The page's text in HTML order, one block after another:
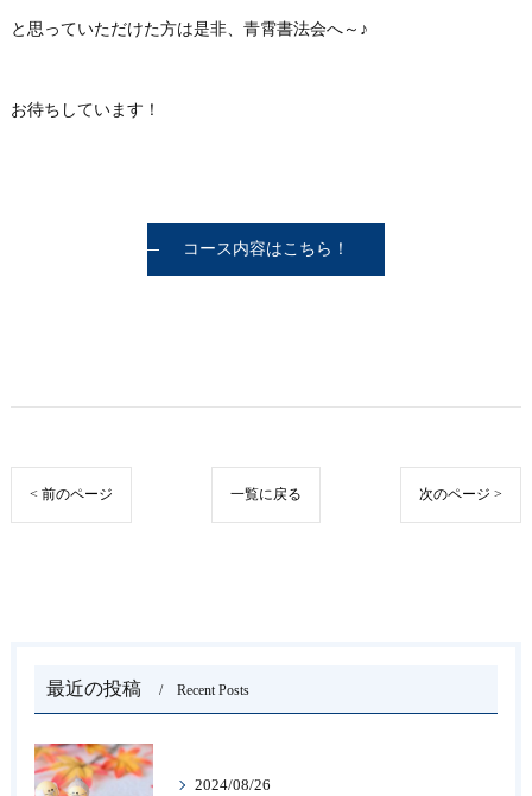
と思っていただけた方は是非、青霄書法会へ～♪
お待ちしています！
コース内容はこちら！
< 前のページ 一覧に戻る 次のページ >
最近の投稿 Recent Posts
2024/08/26